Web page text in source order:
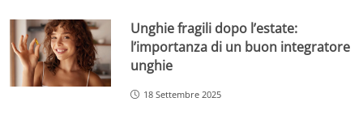
Unghie fragili dopo l’estate:
l’importanza di un buon integratore
unghie
18 Settembre 2025